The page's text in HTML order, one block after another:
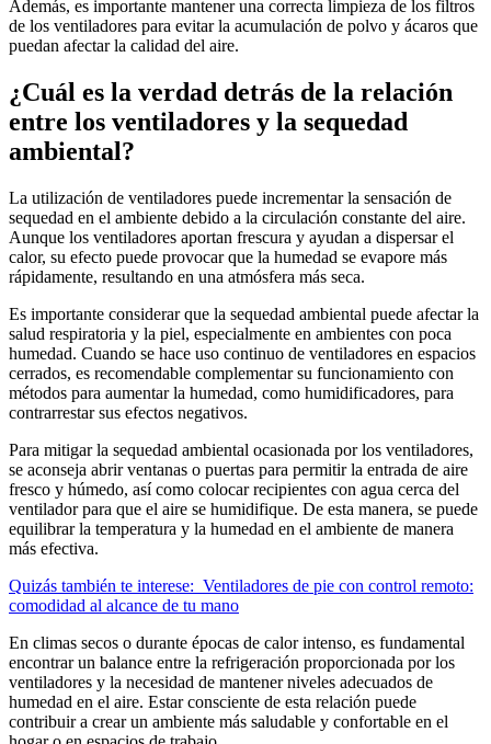
Además, es importante mantener una correcta limpieza de los filtros
de los ventiladores para evitar la acumulación de polvo y ácaros que
puedan afectar la calidad del aire.
¿Cuál es la verdad detrás de la relación
entre los ventiladores y la sequedad
ambiental?
La utilización de ventiladores puede incrementar la sensación de
sequedad en el ambiente debido a la circulación constante del aire.
Aunque los ventiladores aportan frescura y ayudan a dispersar el
calor, su efecto puede provocar que la humedad se evapore más
rápidamente, resultando en una atmósfera más seca.
Es importante considerar que la sequedad ambiental puede afectar la
salud respiratoria y la piel, especialmente en ambientes con poca
humedad. Cuando se hace uso continuo de ventiladores en espacios
cerrados, es recomendable complementar su funcionamiento con
métodos para aumentar la humedad, como humidificadores, para
contrarrestar sus efectos negativos.
Para mitigar la sequedad ambiental ocasionada por los ventiladores,
se aconseja abrir ventanas o puertas para permitir la entrada de aire
fresco y húmedo, así como colocar recipientes con agua cerca del
ventilador para que el aire se humidifique. De esta manera, se puede
equilibrar la temperatura y la humedad en el ambiente de manera
más efectiva.
Quizás también te interese: Ventiladores de pie con control remoto:
comodidad al alcance de tu mano
En climas secos o durante épocas de calor intenso, es fundamental
encontrar un balance entre la refrigeración proporcionada por los
ventiladores y la necesidad de mantener niveles adecuados de
humedad en el aire. Estar consciente de esta relación puede
contribuir a crear un ambiente más saludable y confortable en el